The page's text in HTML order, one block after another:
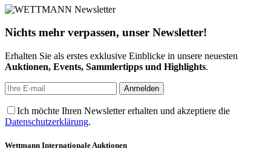
Nichts mehr verpassen, unser Newsletter!
Erhalten Sie als erstes exklusive Einblicke in unsere neuesten
Auktionen, Events, Sammlertipps und Highlights.
Ich möchte Ihren Newsletter erhalten und akzeptiere die
Datenschutzerklärung.
Wettmann Internationale Auktionen